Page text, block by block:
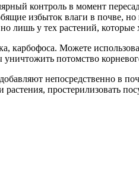
контроль в момент
избыток влаги в почве,
лишь у тех растений, которые
карбофоса. Можете
потомство
непосредственно в
простерилизовать